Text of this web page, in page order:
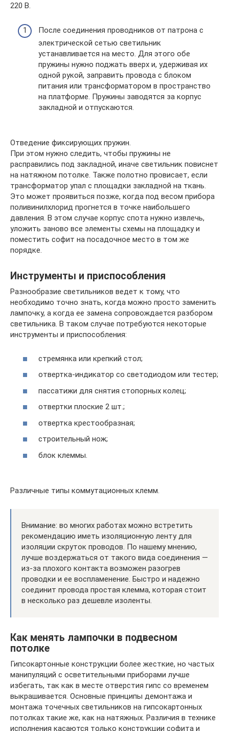
220 В.
После соединения проводников от патрона с
электрической сетью светильник
устанавливается на место. Для этого обе
пружины нужно поджать вверх и, удерживая их
одной рукой, заправить провода с блоком
питания или трансформатором в пространство
на платформе. Пружины заводятся за корпус
закладной и отпускаются.
Отведение фиксирующих пружин.
При этом нужно следить, чтобы пружины не
расправились под закладной, иначе светильник повиснет
на натяжном потолке. Также полотно провисает, если
трансформатор упал с площадки закладной на ткань.
Это может проявиться позже, когда под весом прибора
поливинилхлорид прогнется в точке наибольшего
давления. В этом случае корпус спота нужно извлечь,
уложить заново все элементы схемы на площадку и
поместить софит на посадочное место в том же
порядке.
Инструменты и приспособления
Разнообразие светильников ведет к тому, что
необходимо точно знать, когда можно просто заменить
лампочку, а когда ее замена сопровождается разбором
светильника. В таком случае потребуются некоторые
инструменты и приспособления:
стремянка или крепкий стол;
отвертка-индикатор со светодиодом или тестер;
пассатижи для снятия стопорных колец;
отвертки плоские 2 шт.;
отвертка крестообразная;
строительный нож;
блок клеммы.
Различные типы коммутационных клемм.
Внимание: во многих работах можно встретить
рекомендацию иметь изоляционную ленту для
изоляции скруток проводов. По нашему мнению,
лучше воздержаться от такого вида соединения —
из-за плохого контакта возможен разогрев
проводки и ее воспламенение. Быстро и надежно
соединит провода простая клемма, которая стоит
в несколько раз дешевле изоленты.
Как менять лампочки в подвесном
потолке
Гипсокартонные конструкции более жесткие, но частых
манипуляций с осветительными приборами лучше
избегать, так как в месте отверстия гипс со временем
выкрашивается. Основные принципы демонтажа и
монтажа точечных светильников на гипсокартонных
потолках такие же, как на натяжных. Различия в технике
исполнения касаются только конструкции софита и